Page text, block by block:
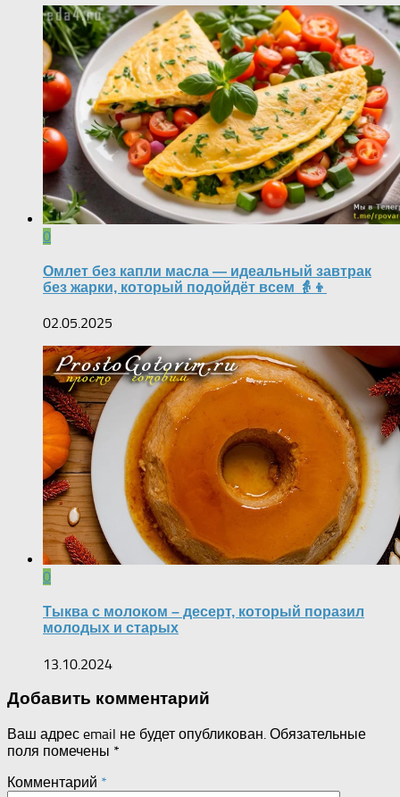
0
Омлет без капли масла — идеальный завтрак
без жарки, который подойдёт всем 👵👦
02.05.2025
0
Тыква с молоком – десерт, который поразил
молодых и старых
13.10.2024
Добавить комментарий
Ваш адрес email не будет опубликован. Обязательные
поля помечены *
Комментарий *